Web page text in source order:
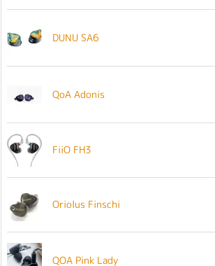
DUNU SA6
QoA Adonis
FiiO FH3
Oriolus Finschi
QOA Pink Lady